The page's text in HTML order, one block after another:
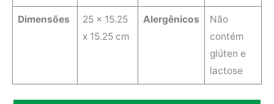
Dimensões
25 x 15.25
x 15.25 cm
Alergênicos
Não
contém
glúten e
lactose